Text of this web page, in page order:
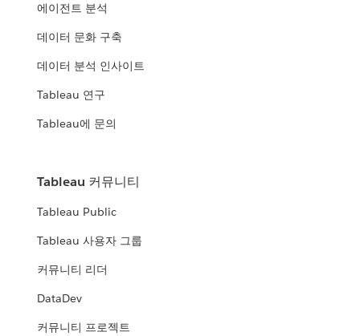
에이전트 분석
데이터 문화 구축
데이터 분석 인사이트
Tableau 연구
Tableau에 문의
Tableau 커뮤니티
Tableau Public
Tableau 사용자 그룹
커뮤니티 리더
DataDev
커뮤니티 프로젝트